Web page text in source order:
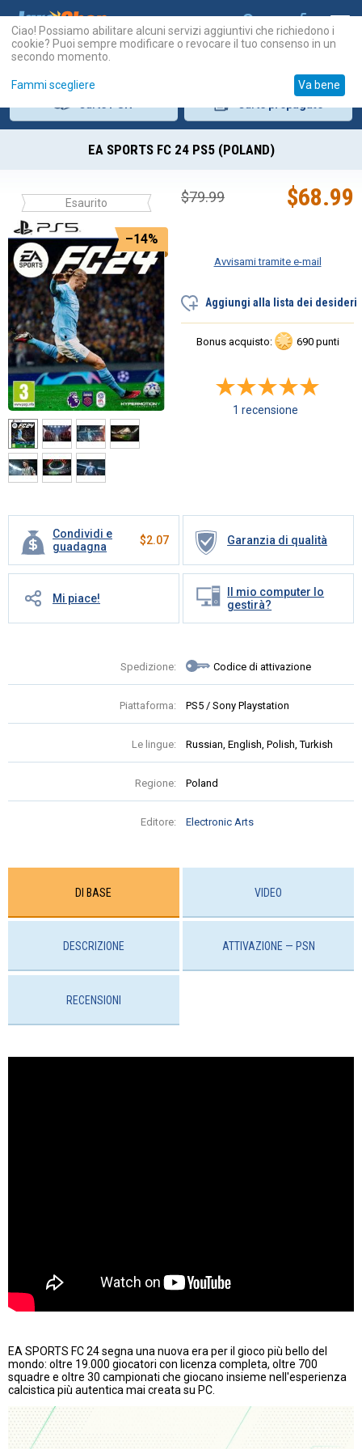
EA SPORTS FC 24 PS5 (POLAND)
Esaurito
–14%
Condividi e
guadagna
$2.07 Garanzia di qualità
Mi piace!
Il mio computer lo
gestirà?
Spedizione: Codice di attivazione
Piattaforma: PS5 / Sony Playstation
Le lingue: Russian, English, Polish, Turkish
Regione: Poland
Editore: Electronic Arts
$68.99
$79.99
Avvisami tramite e-mail
Aggiungi alla lista dei desideri
Bonus acquisto: 690 punti
1 recensione
DI BASE VIDEO
DESCRIZIONE ATTIVAZIONE — PSN
RECENSIONI
EA SPORTS FC 24 segna una nuova era per il gioco più bello del
mondo: oltre 19.000 giocatori con licenza completa, oltre 700
squadre e oltre 30 campionati che giocano insieme nell'esperienza
calcistica più autentica mai creata su PC.
Ciao! Possiamo abilitare alcuni servizi aggiuntivi che richiedono i
cookie? Puoi sempre modificare o revocare il tuo consenso in un
secondo momento.
Fammi scegliere Va bene